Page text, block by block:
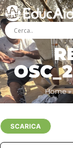
Home»
SCARICA